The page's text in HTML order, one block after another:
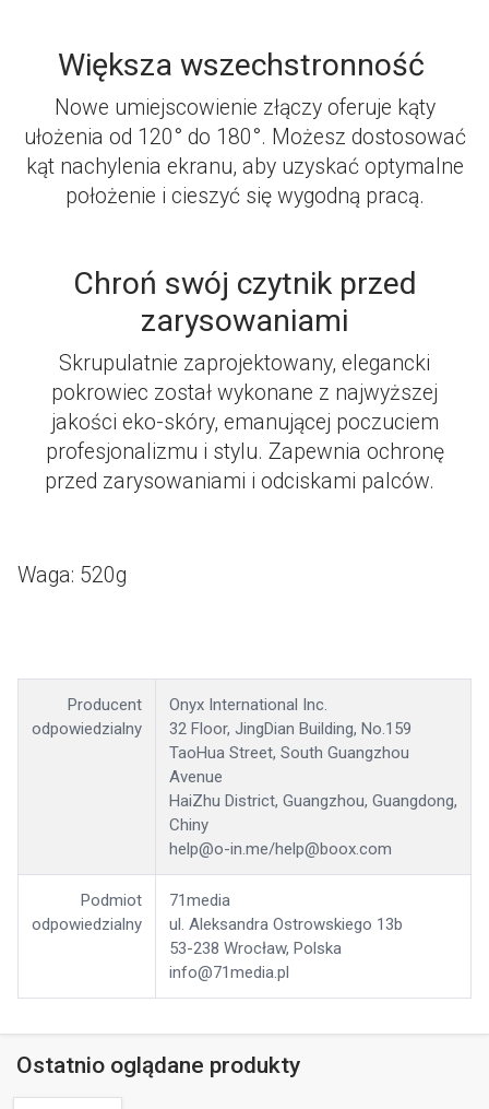
Większa wszechstronność
Nowe umiejscowienie złączy oferuje kąty
ułożenia od 120° do 180°. Możesz dostosować
kąt nachylenia ekranu, aby uzyskać optymalne
położenie i cieszyć się wygodną pracą.
Chroń swój czytnik przed
zarysowaniami
Skrupulatnie zaprojektowany, elegancki
pokrowiec został wykonane z najwyższej
jakości eko-skóry, emanującej poczuciem
profesjonalizmu i stylu. Zapewnia ochronę
przed zarysowaniami i odciskami palców.
Waga: 520g
Producent
odpowiedzialny
Onyx International Inc.
32 Floor, JingDian Building, No.159
TaoHua Street, South Guangzhou
Avenue
HaiZhu District, Guangzhou, Guangdong,
Chiny
help@o-in.me/help@boox.com
Podmiot
odpowiedzialny
71media
ul. Aleksandra Ostrowskiego 13b
53-238 Wrocław, Polska
info@71media.pl
Ostatnio oglądane produkty